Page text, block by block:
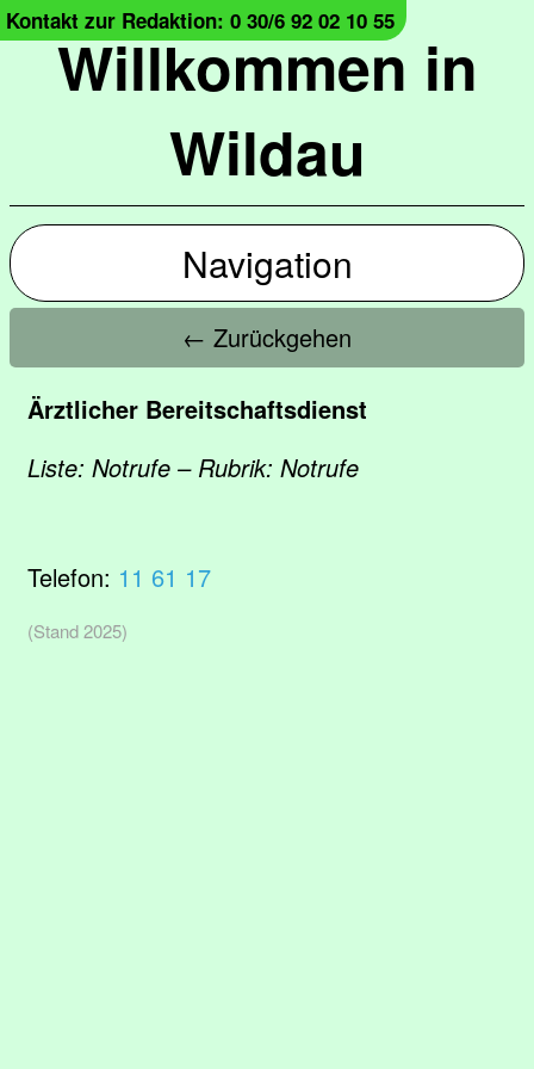
Willkommen in
Wildau
Kontakt zur Redaktion: 0 30/6 92 02 10 55
Navigation
← Zurückgehen
Ärztlicher Bereitschaftsdienst
Liste: Notrufe – Rubrik: Notrufe
Telefon: 11 61 17
(Stand 2025)